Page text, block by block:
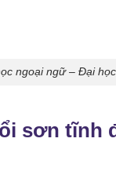
ngoại ngữ – Đại
sơn tĩnh